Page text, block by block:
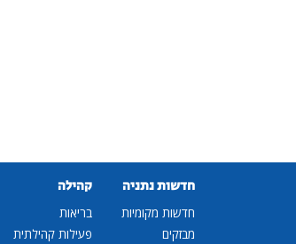
חדשות נתניה
חדשות מקומיות
מבזקים
קהילה
בריאות
פעילות קהילתית